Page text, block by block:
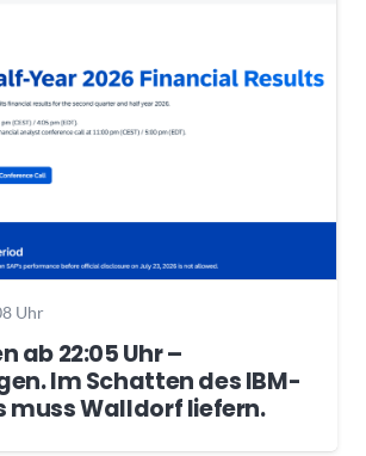
Uhr
ab 22:05 Uhr –
Im Schatten des IBM-
muss Walldorf liefern.